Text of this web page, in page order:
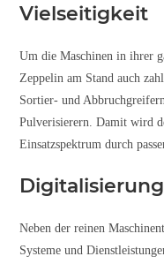
Vielseitigkeit
Um die Maschinen in ihrer
Zeppelin am Stand auch
Sortier- und
Pulverisierern. Damit wird
Einsatzspektrum durch
Neben der reinen
Systeme und